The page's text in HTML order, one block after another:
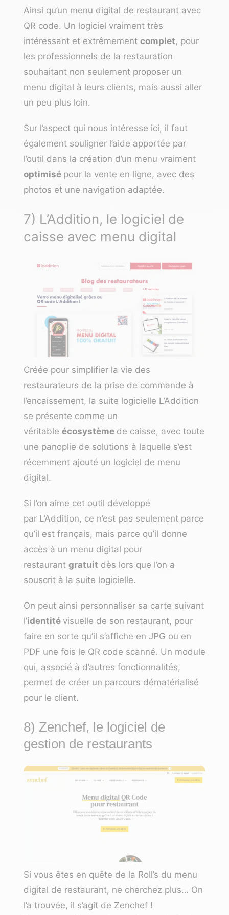
Ainsi qu’un menu digital de restaurant avec
QR code. Un logiciel vraiment très
intéressant et extrêmement complet, pour
les professionnels de la restauration
souhaitant non seulement proposer un
menu digital à leurs clients, mais aussi aller
un peu plus loin.
Sur l’aspect qui nous intéresse ici, il faut
également souligner l’aide apportée par
l’outil dans la création d’un menu vraiment
optimisé pour la vente en ligne, avec des
photos et une navigation adaptée.
7) L’Addition, le logiciel de
caisse avec menu digital
Créée pour simplifier la vie des
restaurateurs de la prise de commande à
l’encaissement, la suite logicielle L’Addition
se présente comme un
véritable écosystème de caisse, avec toute
une panoplie de solutions à laquelle s’est
récemment ajouté un logiciel de menu
digital.
Si l’on aime cet outil développé
par L’Addition, ce n’est pas seulement parce
qu’il est français, mais parce qu’il donne
accès à un menu digital pour
restaurant gratuit dès lors que l’on a
souscrit à la suite logicielle.
On peut ainsi personnaliser sa carte suivant
l’identité visuelle de son restaurant, pour
faire en sorte qu’il s’affiche en JPG ou en
PDF une fois le QR code scanné. Un module
qui, associé à d’autres fonctionnalités,
permet de créer un parcours dématérialisé
pour le client.
8) Zenchef, le logiciel de
gestion de restaurants
Si vous êtes en quête de la Roll’s du menu
digital de restaurant, ne cherchez plus… On
l’a trouvée, il s’agit de Zenchef !